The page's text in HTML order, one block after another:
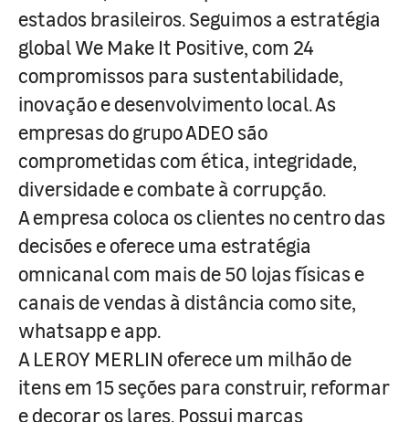
estados brasileiros. Seguimos a estratégia
global We Make It Positive, com 24
compromissos para sustentabilidade,
inovação e desenvolvimento local. As
empresas do grupo ADEO são
comprometidas com ética, integridade,
diversidade e combate à corrupção.
A empresa coloca os clientes no centro das
decisões e oferece uma estratégia
omnicanal com mais de 50 lojas físicas e
canais de vendas à distância como site,
whatsapp e app.
A LEROY MERLIN oferece um milhão de
itens em 15 seções para construir, reformar
e decorar os lares. Possui marcas